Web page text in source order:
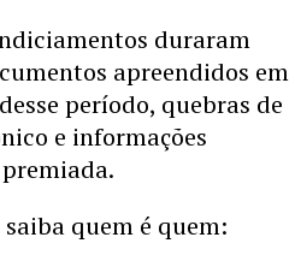
duraram
apreendidos em
período, quebras de
e informações
quem é quem: